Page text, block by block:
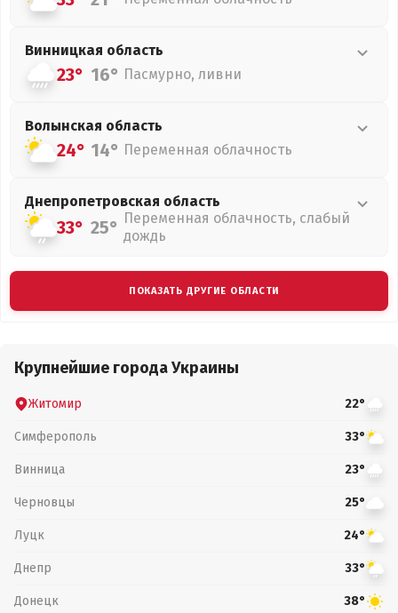
Винницкая область
23° 16° Пасмурно, ливни
Волынская область
24° 14° Переменная облачность
Днепропетровская область
33° 25° Переменная облачность, слабый
дождь
ПОКАЗАТЬ ДРУГИЕ ОБЛАСТИ
Крупнейшие города Украины
Житомир 22°
Симферополь 33°
Винница 23°
Черновцы 25°
Луцк 24°
Днепр 33°
Донецк 38°